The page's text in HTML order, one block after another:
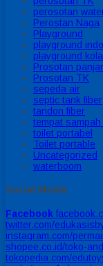
perosotan
Perostan Naga
Playground
playground
playground
Prosotan
Prosotan TK
sepeda air
septic tank fiber
tandon fiber
tempat
toilet portabel
Toilet portable
Uncategorized
waterboom
Social Media
Facebook
twitter.com/
instagram.com/
shopee.co.id/toko-
tokopedia.com/